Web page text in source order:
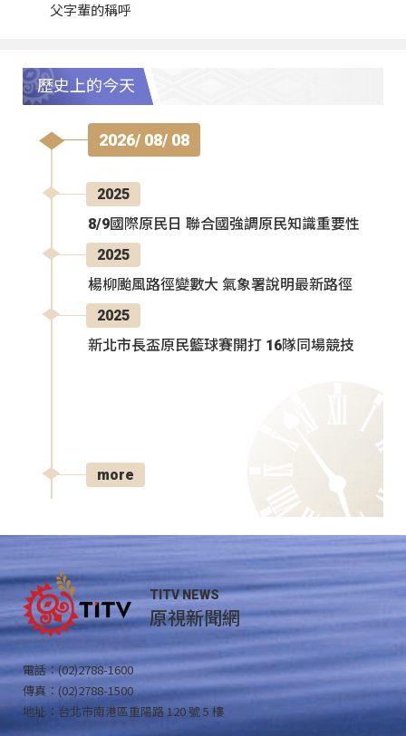
父字輩的稱呼
歷史上的今天
2026/ 08/ 08
2025
8/9國際原民日 聯合國強調原民知識重要性
2025
楊柳颱風路徑變數大 氣象署說明最新路徑
2025
新北市長盃原民籃球賽開打 16隊同場競技
more
TITV NEWS
原視新聞網
電話：(02)2788-1600
傳真：(02)2788-1500
地址：台北市南港區重陽路 120 號 5 樓